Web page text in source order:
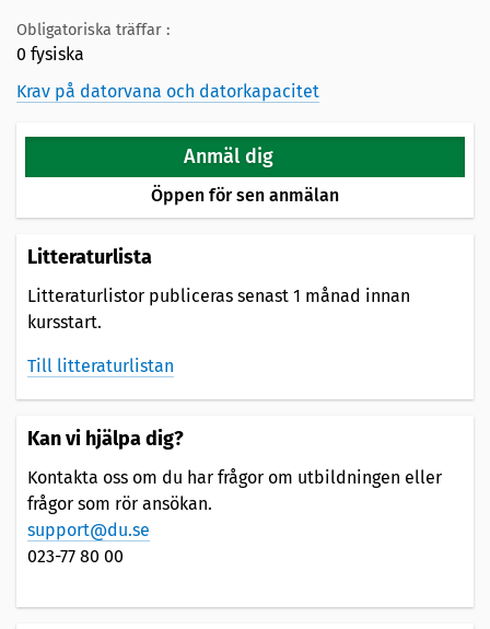
Obligatoriska träffar :
0 fysiska
Krav på datorvana och datorkapacitet
Anmäl dig
Öppen för sen anmälan
Litteraturlista
Litteraturlistor publiceras senast 1 månad innan
kursstart.
Till litteraturlistan
Kan vi hjälpa dig?
Kontakta oss om du har frågor om utbildningen eller
frågor som rör ansökan.
support@du.se
023-77 80 00